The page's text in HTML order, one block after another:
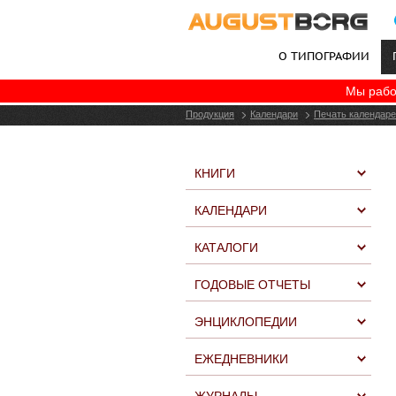
О ТИПОГРАФИИ
+7 (495) 787-06-77
Мы
Продукция Календари Печать
КНИГИ
КАЛЕНДАРИ
КАТАЛОГИ
ГОДОВЫЕ ОТЧЕТЫ
ЭНЦИКЛОПЕДИИ
ЕЖЕДНЕВНИКИ